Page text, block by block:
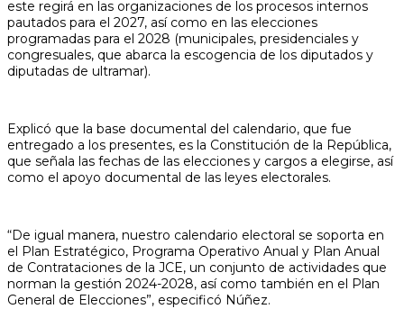
este regirá en las organizaciones de los procesos internos
pautados para el 2027, así como en las elecciones
programadas para el 2028 (municipales, presidenciales y
congresuales, que abarca la escogencia de los diputados y
diputadas de ultramar).
Explicó que la base documental del calendario, que fue
entregado a los presentes, es la Constitución de la República,
que señala las fechas de las elecciones y cargos a elegirse, así
como el apoyo documental de las leyes electorales.
“De igual manera, nuestro calendario electoral se soporta en
el Plan Estratégico, Programa Operativo Anual y Plan Anual
de Contrataciones de la JCE, un conjunto de actividades que
norman la gestión 2024-2028, así como también en el Plan
General de Elecciones”, especificó Núñez.